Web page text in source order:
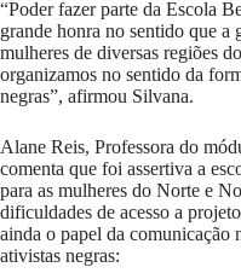
“Poder fazer parte da Escola
grande honra no sentido que
mulheres de diversas regiões
organizamos no sentido da
negras”, afirmou Silvana.
Alane Reis, Professora do
comenta que foi assertiva a
para as mulheres do Norte e
dificuldades de acesso a
ainda o papel da comunicação
ativistas negras: